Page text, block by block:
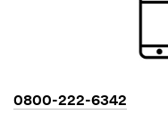
0800-222-6342